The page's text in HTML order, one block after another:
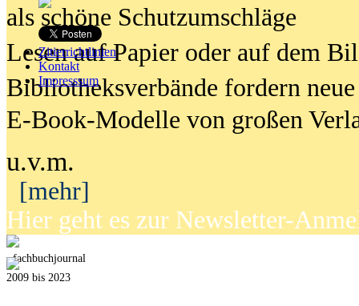
Zitierrichtlinien
Kontakt
Impresssum
als schöne Schutzumschläge
Lesen auf Papier oder auf dem
Bibliotheksverbände fordern neue
E-Book-Modelle von großen
u.v.m.
[mehr]
Hier geht es zur Newsletter-
fachbuchjournal
2009 bis 2023